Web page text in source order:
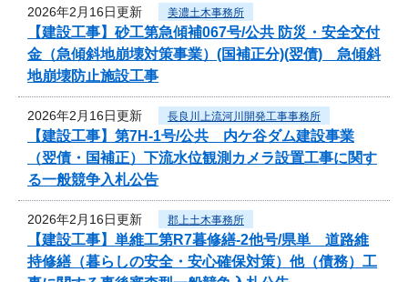
2026年2月16日更新 美濃土木事務所
【建設工事】砂工第急傾補067号/公共 防災・安全交付
金（急傾斜地崩壊対策事業）(国補正分)(翌債) 急傾斜
地崩壊防止施設工事
2026年2月16日更新 長良川上流河川開発工事事務所
【建設工事】第7H-1号/公共 内ケ谷ダム建設事業
（翌債・国補正）下流水位観測カメラ設置工事に関す
る一般競争入札公告
2026年2月16日更新 郡上土木事務所
【建設工事】単維工第R7暮修繕-2他号/県単 道路維
持修繕（暮らしの安全・安心確保対策）他（債務）工